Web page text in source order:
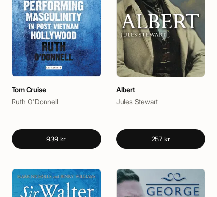
Tom Cruise
Ruth O'Donnell
939 kr
Albert
Jules Stewart
257 kr